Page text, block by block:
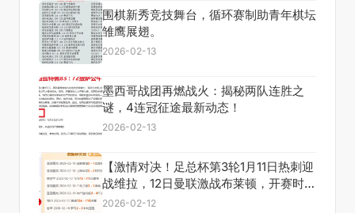
围棋新秀竞技舞台，循环赛制助青年棋坛
雏鹰展翅。
2026-02-13
墨西哥战团再燃战火：揭秘两队连胜之
谜，4连冠征途最新动态！
2026-02-13
【激情对决！足总杯第3轮1月11日热刺迎
战维拉，12日曼联激战布莱顿，开赛时间
揭晓】
2026-02-12